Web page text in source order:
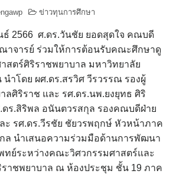
ข่าวทุนการศึกษา
ธ์ 2566 ศ.ดร.วันชัย ยอดสุดใจ คณบดี
าจารย์ ร่วมให้การต้อนรับคณะศึกษาดู
สตร์ศิริราชพยาบาล มหาวิทยาลัย
ำโดย ผศ.ดร.สรวิศ วีรวรรณ รองผู้
ลศิริราช และ รศ.ดร.นพ.ยงยุทธ ศิริ
ร.สิริพล อนันตวรสกุล รองคณบดีฝ่าย
ะ รศ.ดร.วีรชัย ชัยวรพฤกษ์ หัวหน้าภาค
ล นำเสนอความร่วมมือด้านการพัฒนา
ทย์ระหว่างคณะวิศวกรรมศาสตร์และ
าชพยาบาล ณ ห้องประชุม ชั้น 19 ภาค